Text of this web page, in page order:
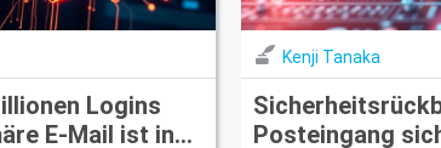
Logins
E-Mail ist in
Kenji Tanaka
Posteingang